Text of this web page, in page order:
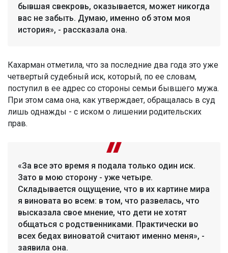
бывшая свекровь, оказывается, может никогда
вас не забыть. Думаю, именно об этом моя
история», - рассказала она.
Кахарман отметила, что за последние два года это уже
четвертый судебный иск, который, по ее словам,
поступил в ее адрес со стороны семьи бывшего мужа.
При этом сама она, как утверждает, обращалась в суд
лишь однажды - с иском о лишении родительских
прав.
«За все это время я подала только один иск.
Зато в мою сторону - уже четыре.
Складывается ощущение, что в их картине мира
я виновата во всем: в том, что развелась, что
высказала свое мнение, что дети не хотят
общаться с родственниками. Практически во
всех бедах виноватой считают именно меня», -
заявила она.